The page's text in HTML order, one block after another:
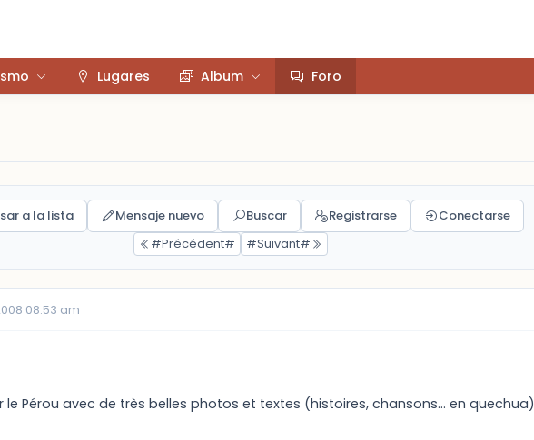
Lugares Album Foro
a la lista Mensaje nuevo Buscar Registrarse
Conectarse
#Précédent#
#Suivant#
08:53 am
le Pérou avec de très belles photos et textes (histoires, chansons... en quechua)